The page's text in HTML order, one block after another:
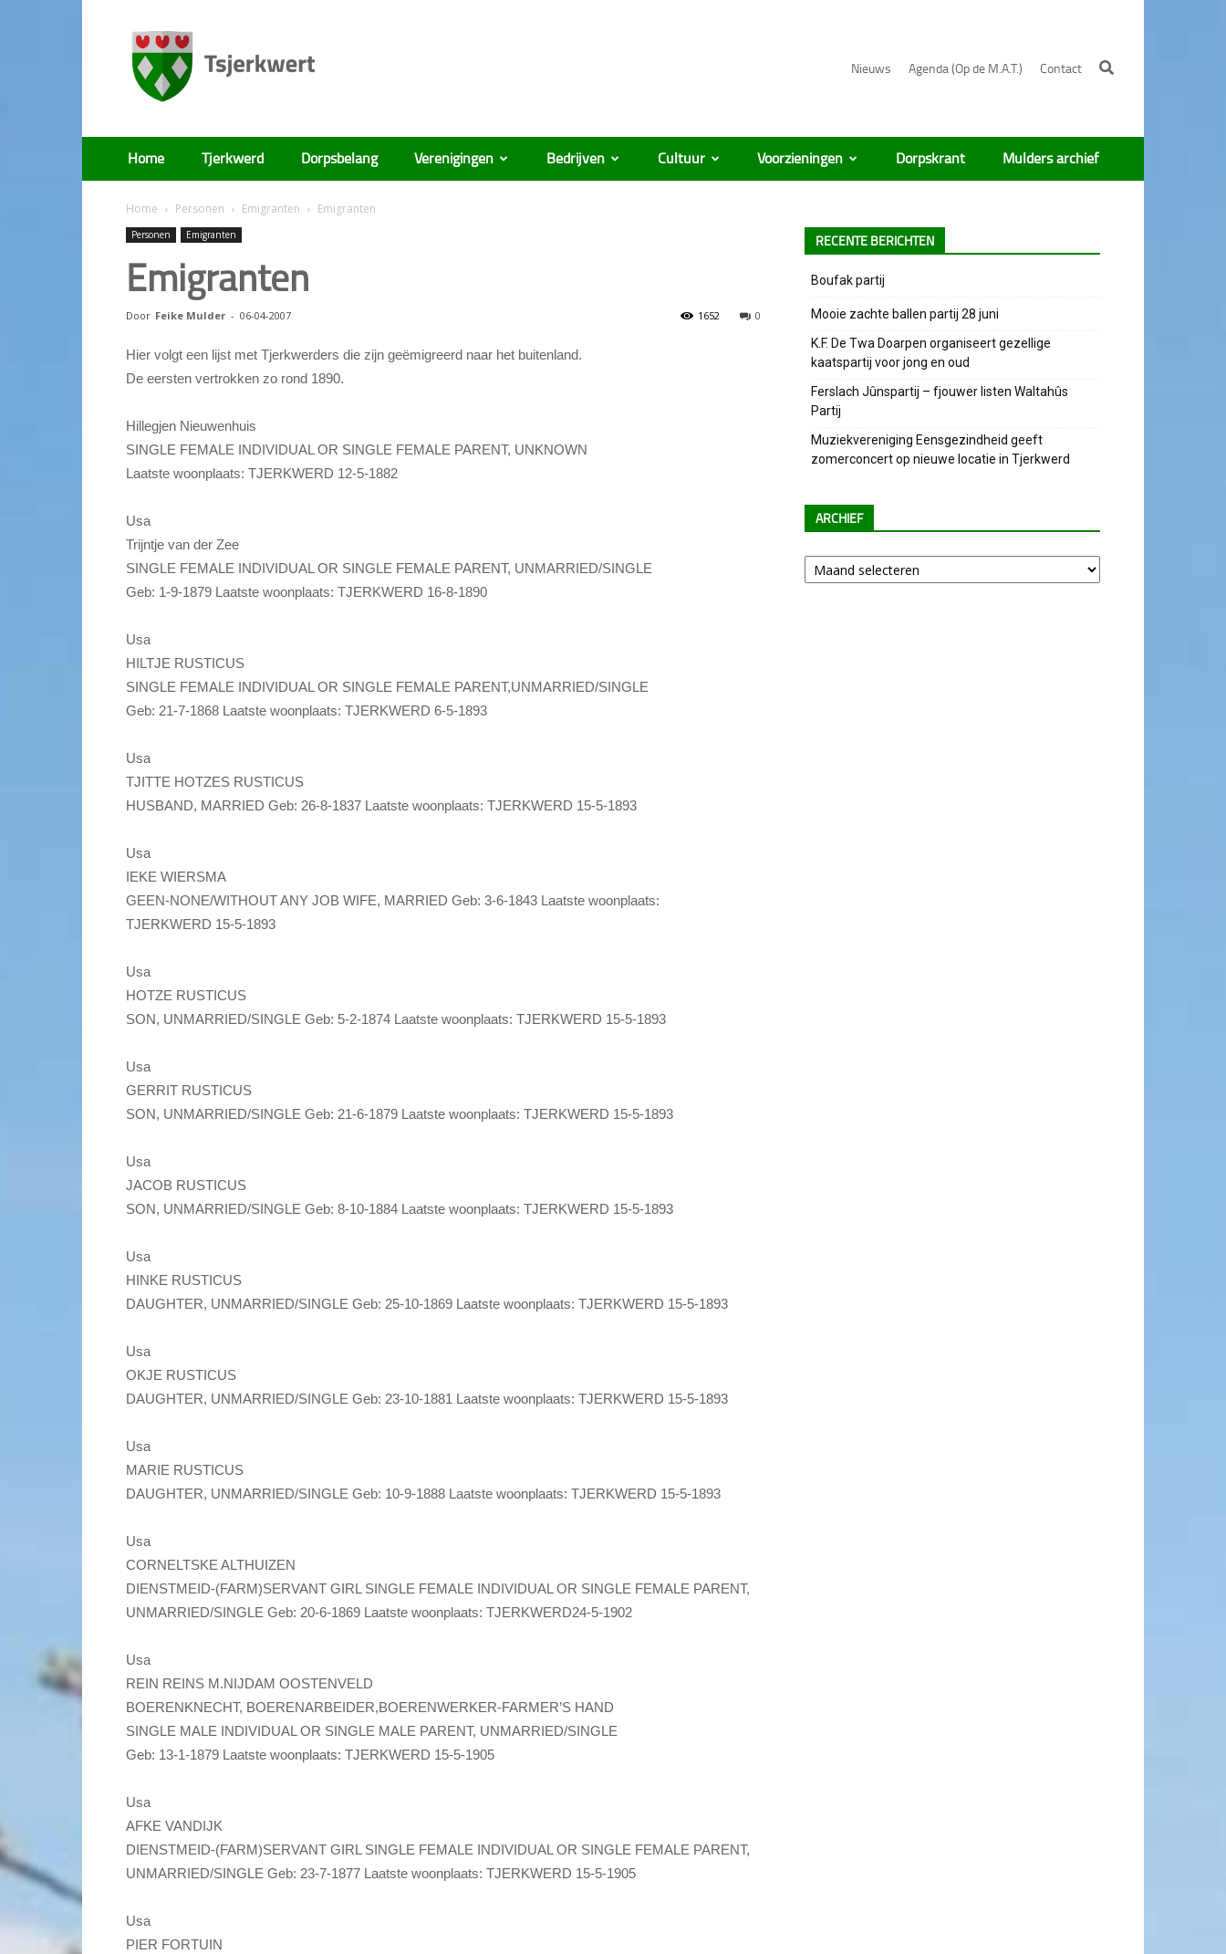
Nieuws Agenda (Op de M.A.T.) Contact
Tsjerkwert
Home Tjerkwerd Dorpsbelang Verenigingen Bedrijven Cultuur Voorzieningen Dorpskrant Mulders archief
Home Personen Emigranten Emigranten
Personen Emigranten
Emigranten
Door Feike Mulder - 06-04-2007 0
1652
Hier volgt een lijst met Tjerkwerders die zijn geëmigreerd naar het buitenland.
De eersten vertrokken zo rond 1890.
Hillegjen Nieuwenhuis
SINGLE FEMALE INDIVIDUAL OR SINGLE FEMALE PARENT, UNKNOWN
Laatste woonplaats: TJERKWERD 12-5-1882
Usa
Trijntje van der Zee
SINGLE FEMALE INDIVIDUAL OR SINGLE FEMALE PARENT, UNMARRIED/SINGLE
Geb: 1-9-1879 Laatste woonplaats: TJERKWERD 16-8-1890
Usa
HILTJE RUSTICUS
SINGLE FEMALE INDIVIDUAL OR SINGLE FEMALE PARENT,UNMARRIED/SINGLE
Geb: 21-7-1868 Laatste woonplaats: TJERKWERD 6-5-1893
Usa
TJITTE HOTZES RUSTICUS
HUSBAND, MARRIED Geb: 26-8-1837 Laatste woonplaats: TJERKWERD 15-5-1893
Usa
IEKE WIERSMA
GEEN-NONE/WITHOUT ANY JOB WIFE, MARRIED Geb: 3-6-1843 Laatste woonplaats:
TJERKWERD 15-5-1893
Usa
HOTZE RUSTICUS
SON, UNMARRIED/SINGLE Geb: 5-2-1874 Laatste woonplaats: TJERKWERD 15-5-1893
Usa
GERRIT RUSTICUS
SON, UNMARRIED/SINGLE Geb: 21-6-1879 Laatste woonplaats: TJERKWERD 15-5-1893
Usa
JACOB RUSTICUS
SON, UNMARRIED/SINGLE Geb: 8-10-1884 Laatste woonplaats: TJERKWERD 15-5-1893
Usa
HINKE RUSTICUS
DAUGHTER, UNMARRIED/SINGLE Geb: 25-10-1869 Laatste woonplaats: TJERKWERD 15-5-1893
Usa
OKJE RUSTICUS
DAUGHTER, UNMARRIED/SINGLE Geb: 23-10-1881 Laatste woonplaats: TJERKWERD 15-5-1893
Usa
MARIE RUSTICUS
DAUGHTER, UNMARRIED/SINGLE Geb: 10-9-1888 Laatste woonplaats: TJERKWERD 15-5-1893
Usa
CORNELTSKE ALTHUIZEN
DIENSTMEID-(FARM)SERVANT GIRL SINGLE FEMALE INDIVIDUAL OR SINGLE FEMALE PARENT,
UNMARRIED/SINGLE Geb: 20-6-1869 Laatste woonplaats: TJERKWERD24-5-1902
Usa
REIN REINS M.NIJDAM OOSTENVELD
BOERENKNECHT, BOERENARBEIDER,BOERENWERKER-FARMER’S HAND
SINGLE MALE INDIVIDUAL OR SINGLE MALE PARENT, UNMARRIED/SINGLE
Geb: 13-1-1879 Laatste woonplaats: TJERKWERD 15-5-1905
Usa
AFKE VANDIJK
DIENSTMEID-(FARM)SERVANT GIRL SINGLE FEMALE INDIVIDUAL OR SINGLE FEMALE PARENT,
UNMARRIED/SINGLE Geb: 23-7-1877 Laatste woonplaats: TJERKWERD 15-5-1905
Usa
PIER FORTUIN
RECENTE BERICHTEN
Boufak partij
Mooie zachte ballen partij 28 juni
K.F. De Twa Doarpen organiseert gezellige
kaatspartij voor jong en oud
Ferslach Jûnspartij – fjouwer listen Waltahûs
Partij
Muziekvereniging Eensgezindheid geeft
zomerconcert op nieuwe locatie in Tjerkwerd
ARCHIEF
Archief